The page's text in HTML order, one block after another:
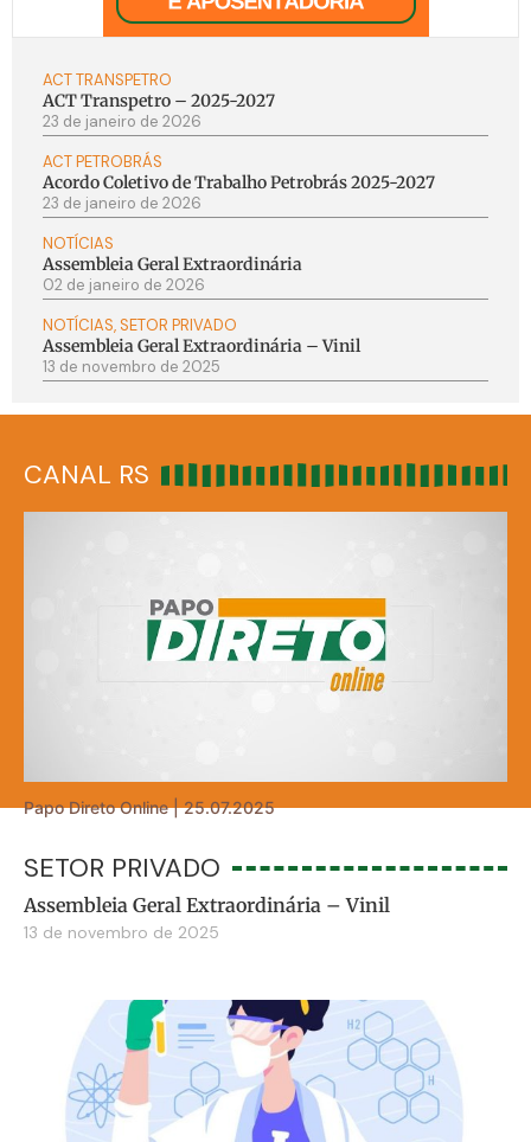
ACT TRANSPETRO
ACT Transpetro – 2025-2027
23 de janeiro de 2026
ACT PETROBRÁS
Acordo Coletivo de Trabalho Petrobrás 2025-2027
23 de janeiro de 2026
NOTÍCIAS
Assembleia Geral Extraordinária
02 de janeiro de 2026
NOTÍCIAS,SETOR PRIVADO
Assembleia Geral Extraordinária – Vinil
13 de novembro de 2025
CANAL RS
Papo Direto Online | 25.07.2025
SETOR PRIVADO
Assembleia Geral Extraordinária – Vinil
13 de novembro de 2025